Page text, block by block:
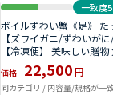
一致度
ボイルずわい蟹《足》
【ズワイガニ/ずわいが
【冷凍便】 美味しい贈
価格 22,500円
同カテゴリ / 内容量/規格が一